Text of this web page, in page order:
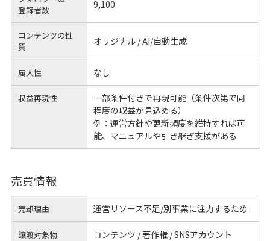
登録者数
9,100
コンテンツの性
質
オリジナル / AI/自動生成
属人性 なし
収益再現性
一部条件付きで再現可能（条件次第で同
程度の収益が見込める）
例：運営方針や更新頻度を維持すれば可
能、マニュアルや引き継ぎ支援がある
売買情報
売却理由 運営リソース不足/別事業に注力するため
譲渡対象物 コンテンツ / 著作権 / SNSアカウント